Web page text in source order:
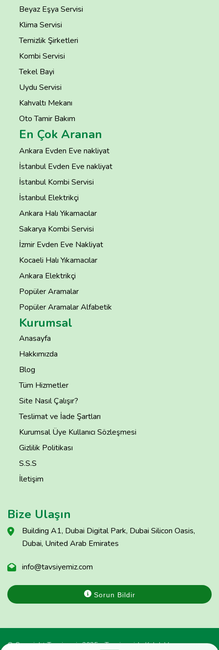
Beyaz Eşya Servisi
Klima Servisi
Temizlik Şirketleri
Kombi Servisi
Tekel Bayi
Uydu Servisi
Kahvaltı Mekanı
Oto Tamir Bakım
En Çok Aranan
Ankara Evden Eve nakliyat
İstanbul Evden Eve nakliyat
İstanbul Kombi Servisi
İstanbul Elektrikçi
Ankara Halı Yıkamacılar
Sakarya Kombi Servisi
İzmir Evden Eve Nakliyat
Kocaeli Halı Yıkamacılar
Ankara Elektrikçi
Popüler Aramalar
Popüler Aramalar Alfabetik
Kurumsal
Anasayfa
Hakkımızda
Blog
Tüm Hizmetler
Site Nasıl Çalışır?
Teslimat ve İade Şartları
Kurumsal Üye Kullanıcı Sözleşmesi
Gizlilik Politikası
S.S.S
İletişim
Bize Ulaşın
Building A1, Dubai Digital Park, Dubai Silicon Oasis,
Dubai, United Arab Emirates
info@tavsiyemiz.com
Sorun Bildir
© Copyright Tavsiyemiz 2025 - Tavsiyemiz'e Kulak Ver